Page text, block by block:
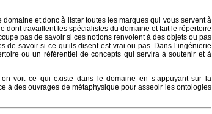
et donc à lister toutes les marques qui vous servent à
dont travaillent les spécialistes du domaine et fait le répertoire
pas de savoir si ces notions renvoient à des objets ou pas
savoir si ce qu’ils disent est vrai ou pas. Dans l’ingénierie
ou un référentiel de concepts qui servira à soutenir et à
voit ce qui existe dans le domaine en s’appuyant sur la
à des ouvrages de métaphysique pour asseoir les ontologies